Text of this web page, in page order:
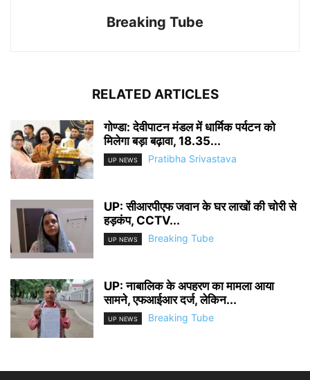
Breaking Tube
RELATED ARTICLES
गोण्डा: देवीपाटन मंडल में धार्मिक पर्यटन को
मिलेगा बड़ा बढ़ावा, 18.35...
UP NEWS Pratibha Srivastava
UP: सीआरपीएफ जवान के घर लाखों की चोरी से
हड़कंप, CCTV...
UP NEWS Breaking Tube
UP: नाबालिक के अपहरण का मामला आया
सामने, एफआईआर दर्ज, लेकिन...
UP NEWS Breaking Tube